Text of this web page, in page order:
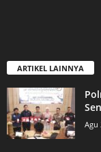
ARTIKEL LAINNYA
Agu